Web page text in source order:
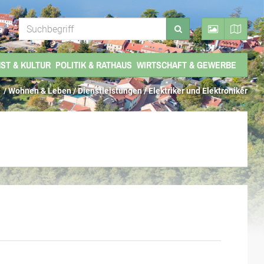
& KULTUR POLITIK & RATHAUS WIRTSCHAFT & GEWERBE
/ Wohnen & Leben /Dienstleistungen/Elektriker und Elektroniker